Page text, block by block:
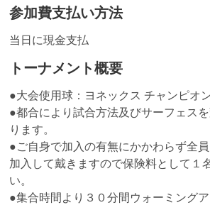
参加費支払い方法
当日に現金支払
トーナメント概要
●大会使用球：ヨネックス チャンピオ
●都合により試合方法及びサーフェス
ります。
●ご自身で加入の有無にかかわらず全
加入して戴きますので保険料として１
い。
●集合時間より３０分間ウォーミング